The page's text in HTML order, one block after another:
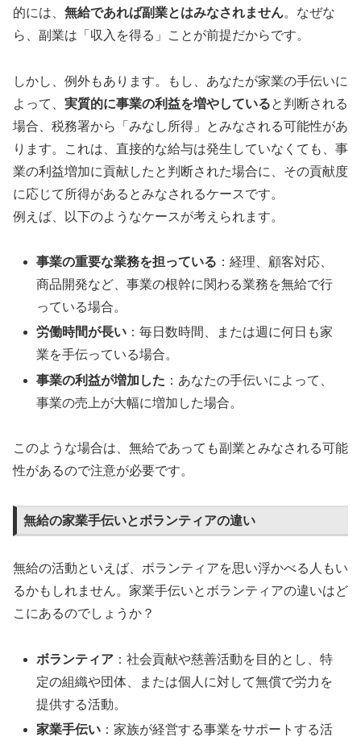
的には、 無給であれば副業とはみなされません。なぜな
ら、副業は「収入を得る」ことが前提だからです。
しかし、例外もあります。もし、あなたが家業の手伝いに
よって、 実質的に事業の利益を増やしていると判断される
場合、税務署から「みなし所得」とみなされる可能性があ
ります。これは、直接的な給与は発生していなくても、事
業の利益増加に貢献したと判断された場合に、その貢献度
に応じて所得があるとみなされるケースです。
例えば、以下のようなケースが考えられます。
事業の重要な業務を担っている ：経理、顧客対応、
商品開発など、事業の根幹に関わる業務を無給で行
っている場合。
労働時間が長い ：毎日数時間、または週に何日も家
業を手伝っている場合。
事業の利益が増加した ：あなたの手伝いによって、
事業の売上が大幅に増加した場合。
このような場合は、無給であっても副業とみなされる可能
性があるので注意が必要です。
無給の家業手伝いとボランティアの違い
無給の活動といえば、ボランティアを思い浮かべる人もい
るかもしれません。家業手伝いとボランティアの違いはど
こにあるのでしょうか？
ボランティア ：社会貢献や慈善活動を目的とし、特
定の組織や団体、または個人に対して無償で労力を
提供する活動。
家業手伝い ：家族が経営する事業をサポートする活